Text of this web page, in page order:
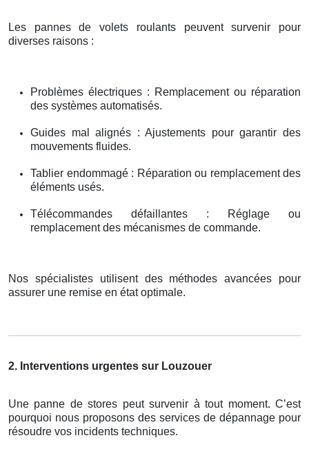
Les pannes de volets roulants peuvent survenir pour
diverses raisons :
Problèmes électriques : Remplacement ou réparation
des systèmes automatisés.
Guides mal alignés : Ajustements pour garantir des
mouvements fluides.
Tablier endommagé : Réparation ou remplacement des
éléments usés.
Télécommandes défaillantes : Réglage ou
remplacement des mécanismes de commande.
Nos spécialistes utilisent des méthodes avancées pour
assurer une remise en état optimale.
2. Interventions urgentes sur Louzouer
Une panne de stores peut survenir à tout moment. C’est
pourquoi nous proposons des services de dépannage pour
résoudre vos incidents techniques.